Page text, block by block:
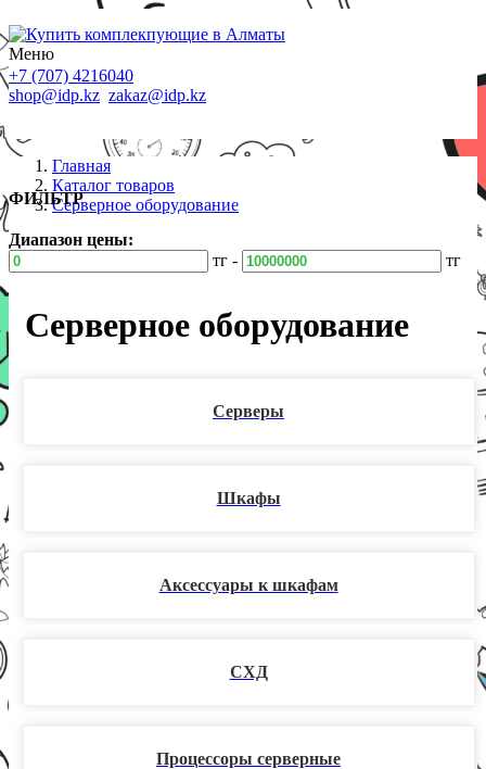
Меню
+7 (707) 4216040
shop@idp.kz zakaz@idp.kz
Главная
Каталог товаров
Серверное оборудование
ФИЛЬТР
Диапазон цены:
тг -
тг
Серверное оборудование
Серверы
Шкафы
Аксессуары к шкафам
СХД
Процессоры серверные